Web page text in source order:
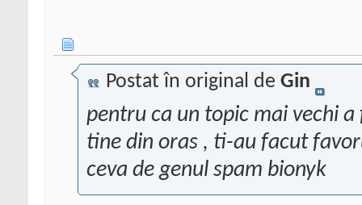
Postat în original de Gin
pentru ca un topic mai vechi
tine din oras , ti-au facut
ceva de genul spam bionyk